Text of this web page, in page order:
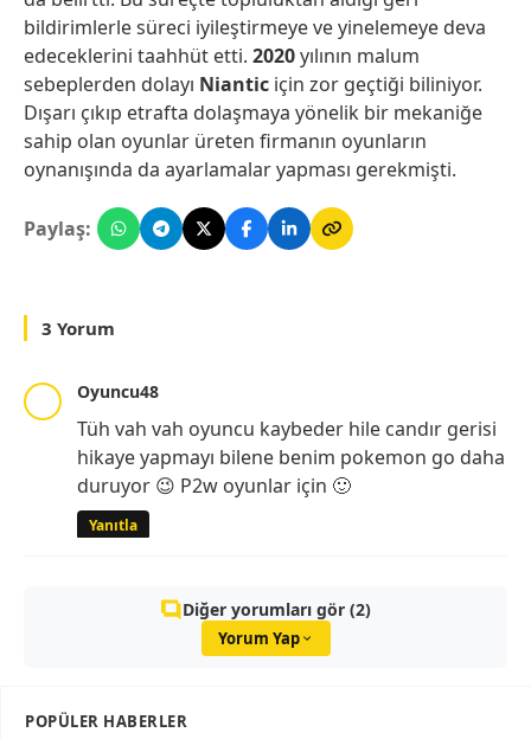
bildirimlerle süreci iyileştirmeye ve yinelemeye deva
edeceklerini taahhüt etti. 2020yılının malum
sebeplerden dolayı Niantic için zor geçtiği biliniyor.
Dışarı çıkıp etrafta dolaşmaya yönelik bir mekaniğe
sahip olan oyunlar üreten firmanın oyunların
oynanışında da ayarlamalar yapması gerekmişti.
Paylaş:
3 Yorum
Oyuncu48
Tüh vah vah oyuncu kaybeder hile candır gerisi
hikaye yapmayı bilene benim pokemon go daha
duruyor 😉 P2w oyunlar için 🙂
Yanıtla
Diğer yorumları gör (2)
Yorum Yap
POPÜLER HABERLER